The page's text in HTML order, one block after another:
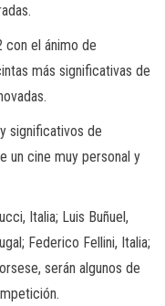
con el ánimo de
más significativas de
significativos de
un cine muy personal y
Italia; Luis Buñuel,
Federico Fellini, Italia;
serán algunos de